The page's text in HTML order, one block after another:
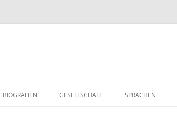
Inhalt
BIOGRAFIEN GESELLSCHAFT SPRACHEN